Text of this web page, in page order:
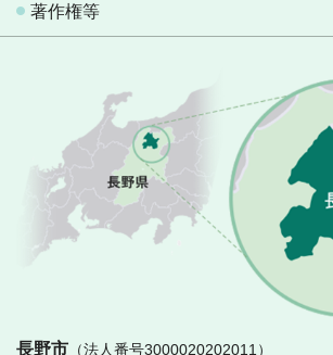
著作権等
長野市 （法人番号3000020202011）